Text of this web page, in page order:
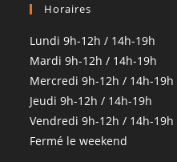
Horaires
Lundi 9h-12h / 14h-19h
Mardi 9h-12h / 14h-19h
Mercredi 9h-12h / 14h-19h
Jeudi 9h-12h / 14h-19h
Vendredi 9h-12h / 14h-19h
Fermé le weekend